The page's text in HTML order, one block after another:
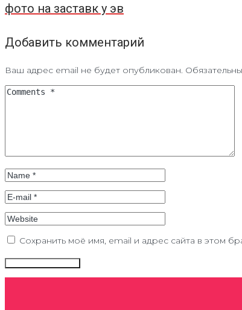
фото на заставк у эв
Добавить комментарий
Ваш адрес email не будет опубликован.
Сохранить моё имя, email и адрес сайта в этом